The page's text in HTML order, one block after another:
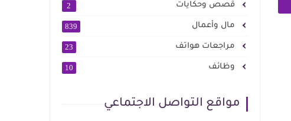
قصص وحكايات 2
مال وأعمال 839
مراجعات هواتف 23
وظائف 10
مواقع التواصل الاجتماعي